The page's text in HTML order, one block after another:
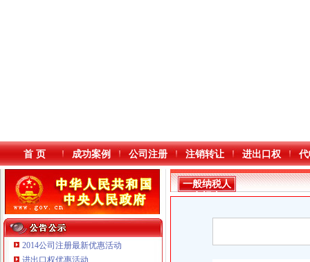
首 页 成功案例 公司注册 注销转让 进出口权
2014公司注册最新优惠活动
进出口权优惠活动
一般纳税人
申报表